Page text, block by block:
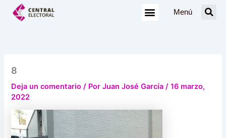
Menú
8
Deja un comentario / PorJuan José García/16 marzo,
2022